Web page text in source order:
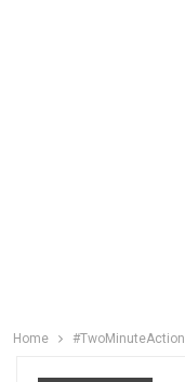
Home #TwoMinuteAction